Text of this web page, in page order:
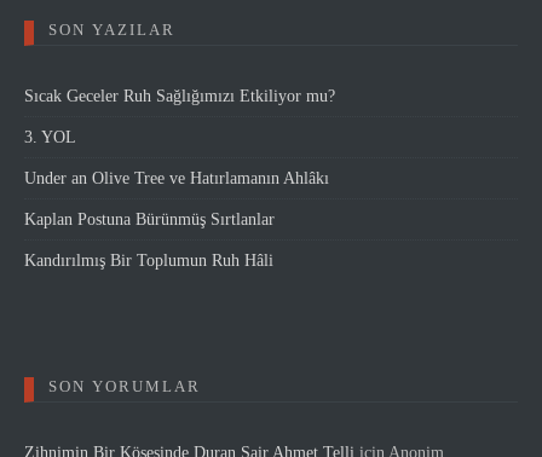
SON YAZILAR
Sıcak Geceler Ruh Sağlığımızı Etkiliyor mu?
3. YOL
Under an Olive Tree ve Hatırlamanın Ahlâkı
Kaplan Postuna Bürünmüş Sırtlanlar
Kandırılmış Bir Toplumun Ruh Hâli
SON YORUMLAR
Zihnimin Bir Köşesinde Duran Şair Ahmet Telli için Anonim